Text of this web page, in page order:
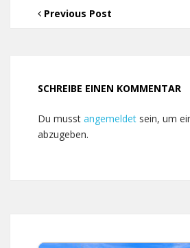
Previous Post
SCHREIBE EINEN KOMMENTAR
Du musst angemeldet sein, um
abzugeben.